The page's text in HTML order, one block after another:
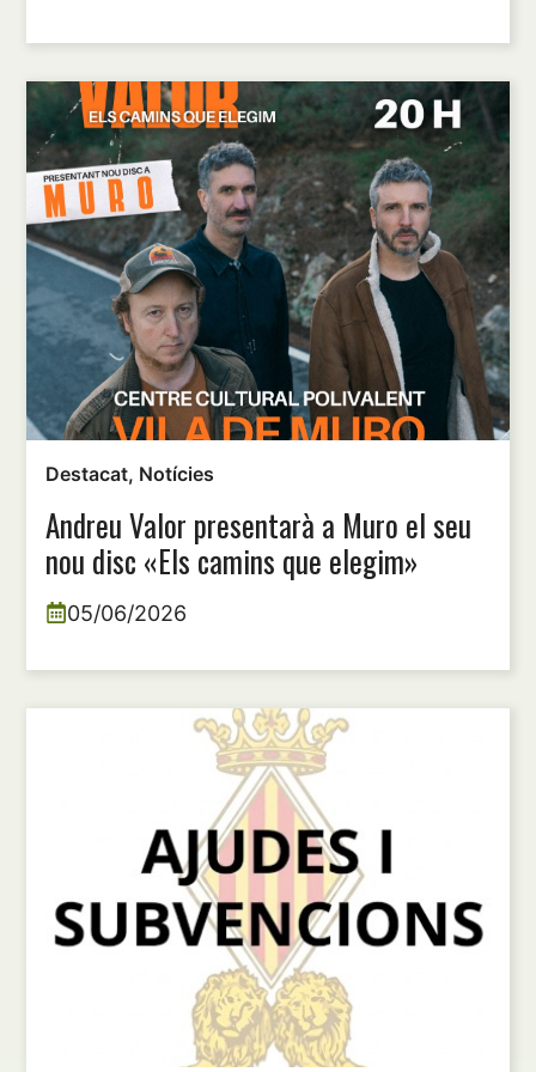
Destacat, Notícies
Andreu Valor presentarà a Muro el seu
nou disc «Els camins que elegim»
05/06/2026